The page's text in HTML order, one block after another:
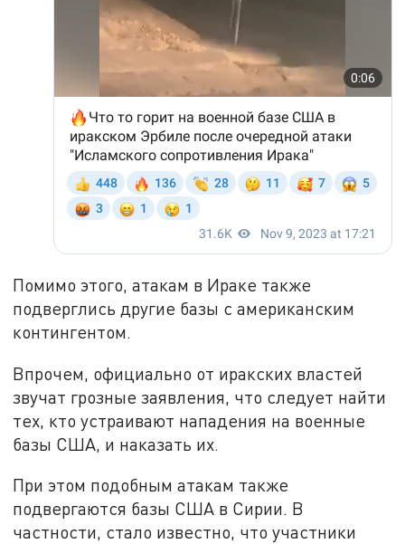
Помимо этого, атакам в Ираке также
подверглись другие базы с американским
контингентом.
Впрочем, официально от иракских властей
звучат грозные заявления, что следует найти
тех, кто устраивают нападения на военные
базы США, и наказать их.
При этом подобным атакам также
подвергаются базы США в Сирии. В
частности, стало известно, что участники